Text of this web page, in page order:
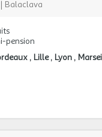
| Balaclava
pension
Lille Lyon